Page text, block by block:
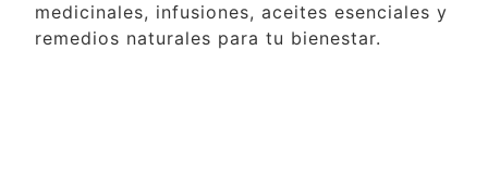
medicinales, infusiones, aceites esenciales y
remedios naturales para tu bienestar.